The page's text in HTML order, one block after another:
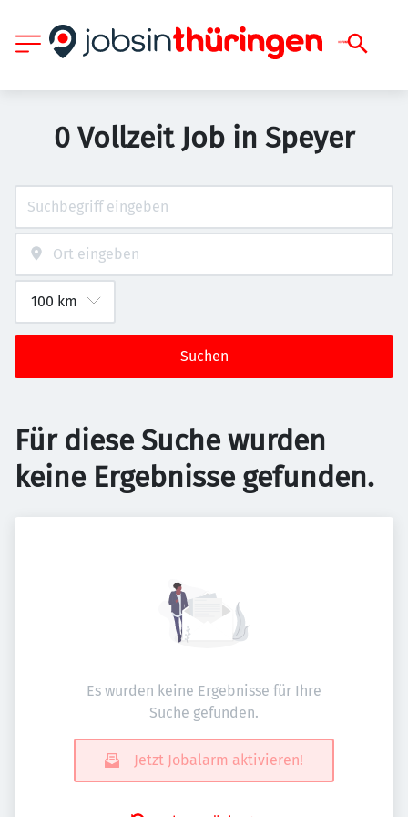
0 Vollzeit Job in Speyer
Suchen
Für diese Suche wurden
keine Ergebnisse gefunden.
Es wurden keine Ergebnisse für Ihre
Suche gefunden.
Jetzt Jobalarm aktivieren!